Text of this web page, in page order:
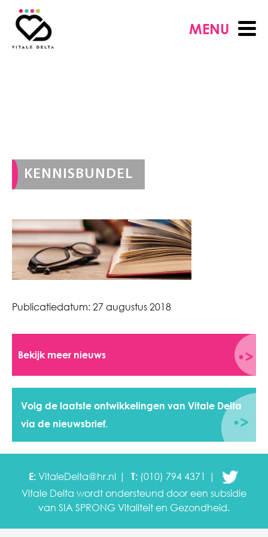
MENU
KENNISBUNDEL
Publicatiedatum: 27 augustus 2018
Bekijk meer nieuws
Volg de laatste ontwikkelingen van Vitale Delta
via de nieuwsbrief.
E: VitaleDelta@hr.nl T: (010) 794 4371
Vitale Delta wordt ondersteund door een subsidie
van SIA SPRONG Vitaliteit en Gezondheid.